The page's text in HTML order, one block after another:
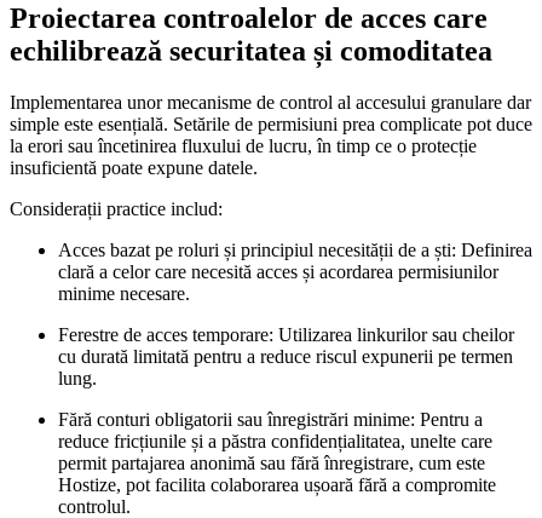
Proiectarea controalelor de acces care
echilibrează securitatea și comoditatea
Implementarea unor mecanisme de control al accesului granulare dar
simple este esențială. Setările de permisiuni prea complicate pot duce
la erori sau încetinirea fluxului de lucru, în timp ce o protecție
insuficientă poate expune datele.
Considerații practice includ:
Acces bazat pe roluri și principiul necesității de a ști: Definirea
clară a celor care necesită acces și acordarea permisiunilor
minime necesare.
Ferestre de acces temporare: Utilizarea linkurilor sau cheilor
cu durată limitată pentru a reduce riscul expunerii pe termen
lung.
Fără conturi obligatorii sau înregistrări minime: Pentru a
reduce fricțiunile și a păstra confidențialitatea, unelte care
permit partajarea anonimă sau fără înregistrare, cum este
Hostize, pot facilita colaborarea ușoară fără a compromite
controlul.